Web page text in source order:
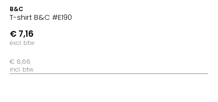
B&C
T-shirt B&C #E190
€ 7,16
excl. btw
€ 8,66
incl. btw